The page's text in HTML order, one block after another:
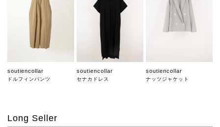
soutiencollar
ドルフィンパンツ
soutiencollar
セナカドレス
soutiencollar
ナッツジャケット
Long Seller